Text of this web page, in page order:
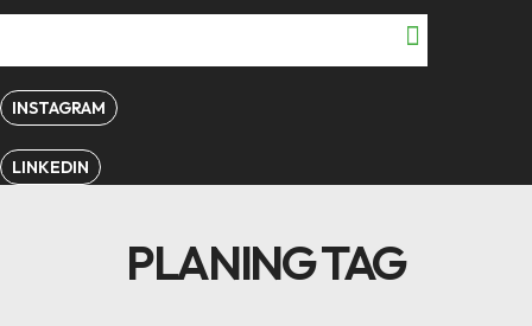
INSTAGRAM
LINKEDIN
PLANING TAG